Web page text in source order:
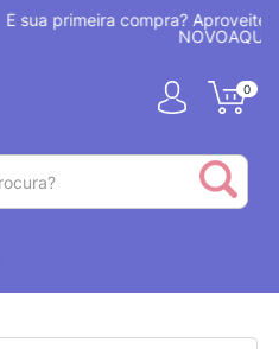
7% OFF com o cupom
0